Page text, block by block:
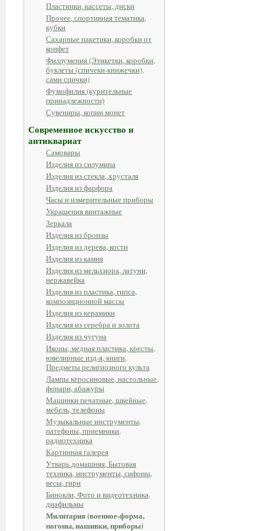
Пластинки, кассеты, диски
Прочее, спортивная тематика,
кубки
Сахарные пакетики, коробки от
конфет
Филлумения (Этикетки, коробки,
буклеты (спичеки-книжечки),
сами спички)
Фумофилия (курительные
принадлежности)
Сувениры, копии монет
Современное искусство и
антиквариат
Самовары
Изделия из силумина
Изделия из стекла, хрусталя
Изделия из фарфора
Часы и измерительные приборы
Украшения винтажные
Зеркала
Изделия из бронзы
Изделия из дерева, кости
Изделия из камня
Изделия из мельхиора, латуни,
нержавейка
Изделия из пластика, гипса,
композиционной массы
Изделия из керамики
Изделия из серебра и золота
Изделия из чугуна
Иконы, медная пластика, кресты,
ювелирные изд-я, книги,
Предметы религиозного культа
Лампы керосиновые, настольные,
фонари, абажуры
Машинки печатные, швейные,
мебель, телефоны
Музыкальные инструменты,
патефоны, приемники,
радиотехника
Картинная галерея
Утварь домашняя, Бытовая
техника, инструменты, сифоны,
весы, гири
Бинокли, Фото и видеотехника,
диафильмы
Милитария (военное-форма,
погоны, нашивки, приборы)